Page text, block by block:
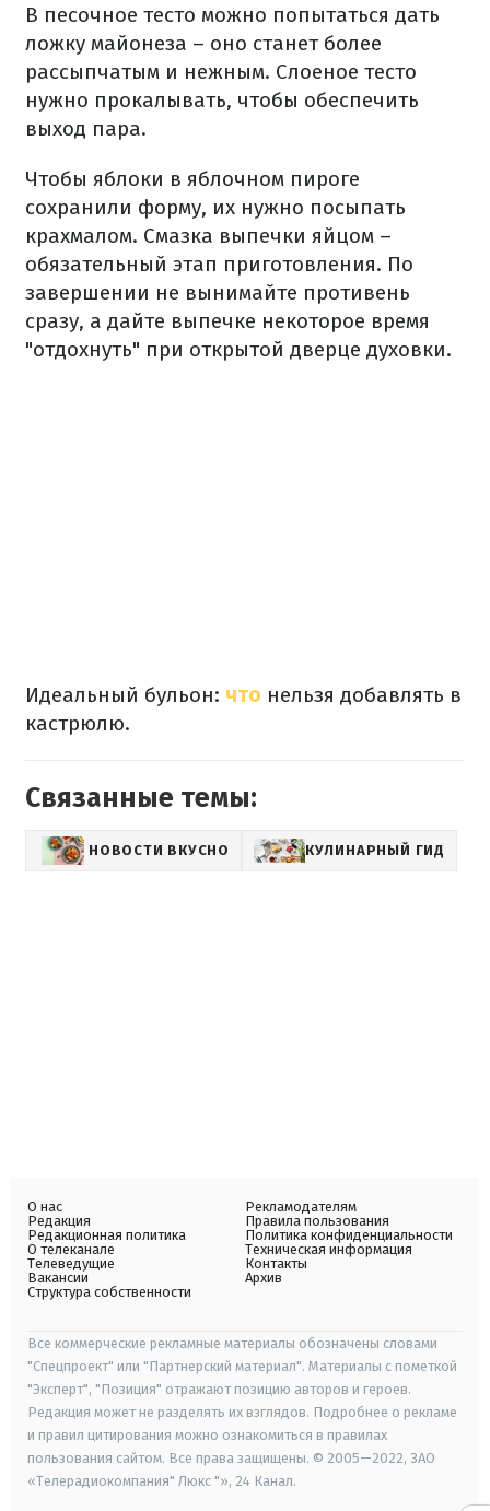
В песочное тесто можно попытаться дать
ложку майонеза – оно станет более
рассыпчатым и нежным. Слоеное тесто
нужно прокалывать, чтобы обеспечить
выход пара.
Чтобы яблоки в яблочном пироге
сохранили форму, их нужно посыпать
крахмалом. Смазка выпечки яйцом –
обязательный этап приготовления. По
завершении не вынимайте противень
сразу, а дайте выпечке некоторое время
"отдохнуть" при открытой дверце духовки.
Идеальный бульон: что нельзя добавлять в
кастрюлю.
Связанные темы:
НОВОСТИ ВКУСНО КУЛИНАРНЫЙ ГИД
О нас
Редакция
Редакционная политика
О телеканале
Телеведущие
Вакансии
Структура собственности
Рекламодателям
Правила пользования
Политика конфиденциальности
Техническая информация
Контакты
Архив
Все коммерческие рекламные материалы обозначены словами
"Спецпроект" или "Партнерский материал". Материалы с пометкой
"Эксперт", "Позиция" отражают позицию авторов и героев.
Редакция может не разделять их взглядов. Подробнее о рекламе
и правил цитирования можно ознакомиться в правилах
пользования сайтом. Все права защищены. © 2005—2022, ЗАО
«Телерадиокомпания" Люкс "», 24 Канал.